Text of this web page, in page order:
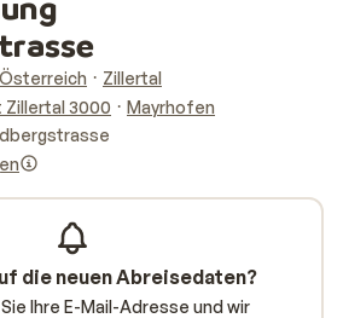
Österreich
Zillertal
Zillertal 3000
Mayrhofen
die neuen Abreisedaten?
Ihre E-Mail-Adresse und wir